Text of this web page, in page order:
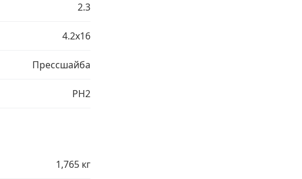
2.3
4.2х16
Прессшайба
PH2
1,765 кг